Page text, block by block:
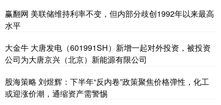
赢翻网 美联储维持利率不变，但内部分歧创1992年以来最高
水平
大金牛 大唐发电（601991SH）新增一起对外投资，被投资
公司为大唐京兴（北京）新能源有限公司
股海策略 刘煜辉：下半年“反内卷”政策聚焦价格弹性，化工
或迎涨价潮，通缩资产需警惕